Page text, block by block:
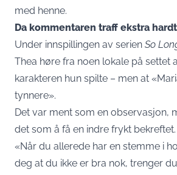
med henne.
Da kommentaren traff ekstra hardt
Under innspillingen av serien So
Thea høre fra noen lokale på settet
karakteren hun spilte – men at
tynnere».
Det var ment som en observasjon,
det som å få en indre frykt bekreftet.
«Når du allerede har en stemme i
deg at du ikke er bra nok, trenger